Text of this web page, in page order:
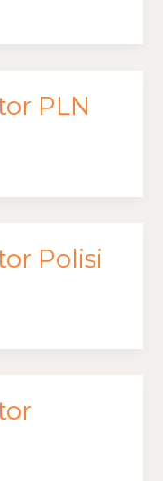
PLN
Polisi